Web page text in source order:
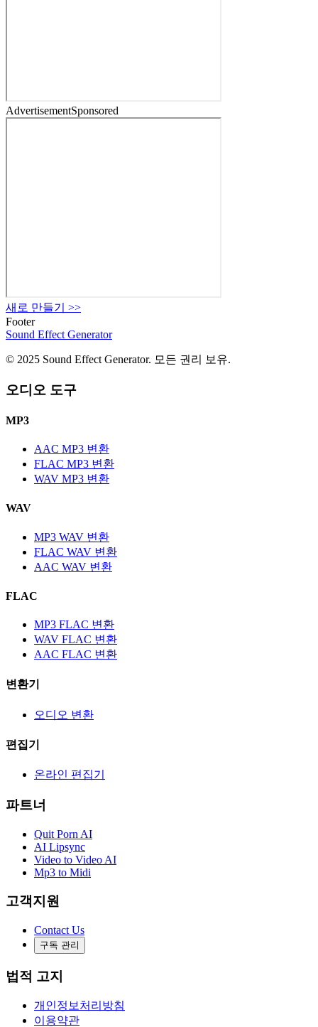
AdvertisementSponsored
새로 만들기
>>
Footer
Sound Effect Generator
© 2025 Sound Effect Generator. 모든 권리 보유.
오디오 도구
MP3
AAC MP3 변환
FLAC MP3 변환
WAV MP3 변환
WAV
MP3 WAV 변환
FLAC WAV 변환
AAC WAV 변환
FLAC
MP3 FLAC 변환
WAV FLAC 변환
AAC FLAC 변환
변환기
오디오 변환
편집기
온라인 편집기
파트너
Quit Porn AI
AI Lipsync
Video to Video AI
Mp3 to Midi
고객지원
Contact Us
구독 관리
법적 고지
개인정보처리방침
이용약관